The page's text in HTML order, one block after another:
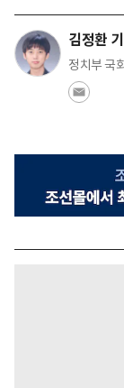
김정환
정치부 국